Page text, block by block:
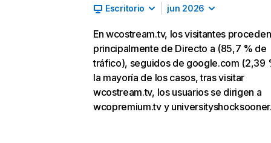
Escritorio jun 2026
En wcostream.tv, los visitantes proceden
principalmente de Directo a (85,7 % de
tráfico), seguidos de google.com (2,39
la mayoría de los casos, tras visitar
wcostream.tv, los usuarios se dirigen a
wcopremium.tv y